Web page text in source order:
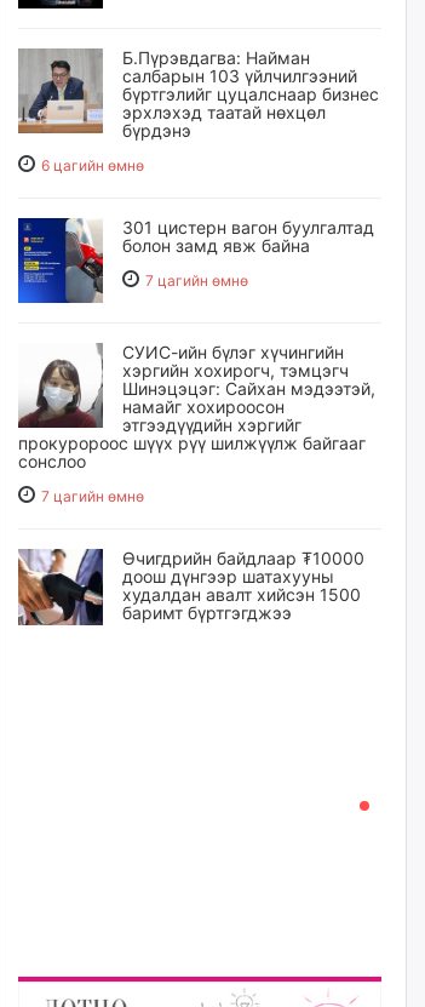
Б.Пүрэвдагва: Найман
салбарын 103 үйлчилгээний
бүртгэлийг цуцалснаар бизнес
эрхлэхэд таатай нөхцөл
бүрдэнэ
6 цагийн өмнө
301 цистерн вагон буулгалтад
болон замд явж байна
7 цагийн өмнө
СУИС-ийн бүлэг хүчингийн
хэргийн хохирогч, тэмцэгч
Шинэцэцэг: Сайхан мэдээтэй,
намайг хохироосон
этгээдүүдийн хэргийг
прокуророос шүүх рүү шилжүүлж байгааг
сонслоо
7 цагийн өмнө
Өчигдрийн байдлаар ₮10000
доош дүнгээр шатахууны
худалдан авалт хийсэн 1500
баримт бүртгэгджээ